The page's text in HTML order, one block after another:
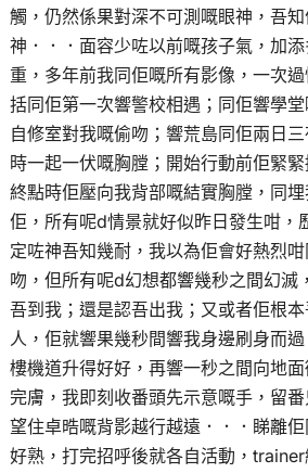
觸，仍然係果對深不可測嘅眼神，吾
神．．．面容少咗以前嘅孩子氣，加
重，多年前我同佢嘅所有影像，一次
括同佢第一次響警校相遇；同佢響學
自修室對我嘅偷吻；響荒島同佢兩日
時一起一伏嘅胸膛；開始行動前佢緊
終點時佢壓向我背部嘅結實胸膛，同
佢，所有呢d情景就好似昨日發生咁，
定咗神吾知幾耐，我以為佢會好熱烈
吻，但所有呢d幻想都響幾秒之間幻滅
吾到我；還是認吾出我；又或者佢根
人，佢就響果幾秒間響我身邊刷身而
樓機道升得好好，再響一秒之間向地
完膚，我即刻收番頭先示意嘅手，留番
望住卓晧嘅背影越行越遠．．．睇離
好熟，打完招呼後就各自活動，